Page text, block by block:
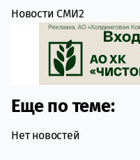
Новости СМИ2
Еще по теме:
Нет новостей